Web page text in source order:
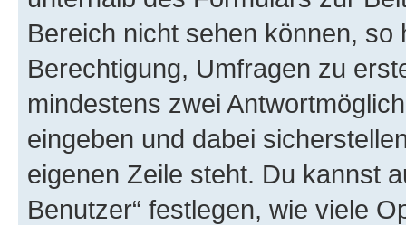
Bereich nicht sehen können,
Berechtigung, Umfragen zu
mindestens zwei
eingeben und dabei
eigenen Zeile steht. Du kannst
Benutzer“ festlegen, wie viele